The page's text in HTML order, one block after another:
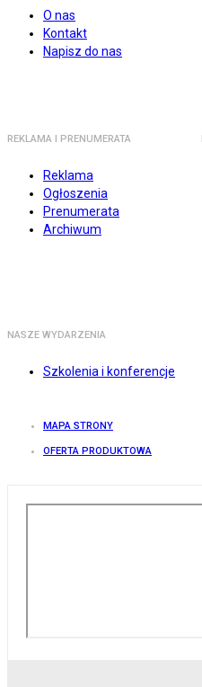
O nas
Kontakt
Napisz do nas
REKLAMA I PRENUMERATA
Reklama
Ogłoszenia
Prenumerata
Archiwum
NASZE WYDARZENIA
Szkolenia i konferencje
MAPA STRONY
OFERTA PRODUKTOWA